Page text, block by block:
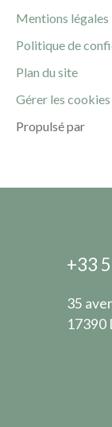
Mentions légales
Politique de
Plan du site
Gérer les cookies
Propulsé par
+33
35
17390